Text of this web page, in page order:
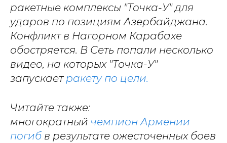
ракетные комплексы "Точка-У" для
ударов по позициям Азербайджана.
Конфликт в Нагорном Карабахе
обостряется. В Сеть попали несколько
видео, на которых "Точка-У"
запускает ракету по цели.
Читайте также:
многократный чемпион Армении
погиб в результате ожесточенных боев